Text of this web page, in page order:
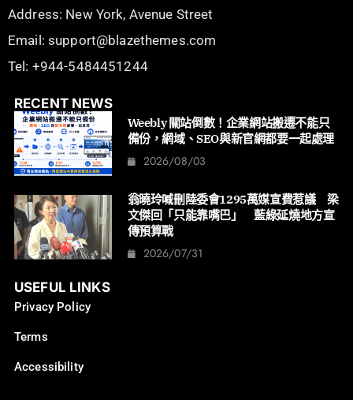
Address: New York, Avenue Street
Email: support@blazethemes.com
Tel: +944-5484451244
RECENT NEWS
Weebly 關站倒數！企業網站搬遷不能只
備份，網域、SEO與新官網都要一起處理
2026/08/03
翁曉玲喊刪陸委會1295萬媒宣費惹議 梁
文傑回「只能靠嘴巴」 藍綠延燒地方宣
傳預算戰
2026/07/31
USEFUL LINKS
Privacy Policy
Terms
Accessibility